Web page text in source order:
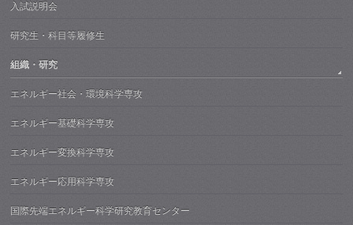
入試説明会
研究生・科目等履修生
組織・研究
エネルギー社会・環境科学専攻
エネルギー基礎科学専攻
エネルギー変換科学専攻
エネルギー応用科学専攻
国際先端エネルギー科学研究教育センター